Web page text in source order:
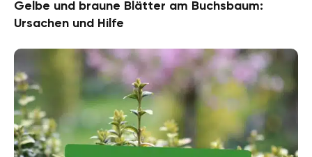
Gelbe und braune Blätter am Buchsbaum:
Ursachen und Hilfe